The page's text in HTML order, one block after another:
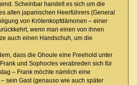
Scheinbar handelt es sich um die
alten japanischen Heerführers (General
von Krötenkopfdämonen – einer
wenn man einen von ihnen
auch einen Handschuh, um die
dass die Ghoule eine Freehold unter
und Sophocles verabreden sich für
– Frank möchte nämlich eine
sein Gast (genauso wie auch später